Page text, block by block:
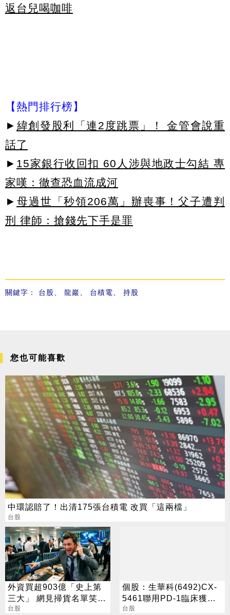
返台兒喝咖啡
【熱門排行榜】
► 緯創發股利「連2度跳票」！ 金管會說重
話了
► 15家銀行收回扣 60人涉與地政士勾結 專
家嘆：徹查恐血流成河
► 母過世「秒領206萬」辦喪事！父子遭判
刑 律師：搶錢先下手是罪
關鍵字： 台股 龍巖 台積電 持股
您也可能喜歡
中環認賠了！出清175張台積電 改買「這兩檔」
台股
外資買超903億「史上第
三大」 網見掃貨名單笑：
不懂在幹嘛
台股
個股：生華科(6492)CX-
5461聯用PD-1臨床獲台
美核准，首度跨入免疫組
台股